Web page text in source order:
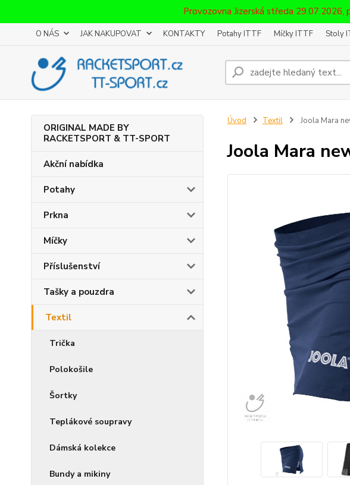
Provozovna Jizerská středa
O NÁS JAK NAKUPOVAT KONTAKTY Potahy ITTF Míčky ITTF Stoly
ORIGINAL MADE BY
RACKETSPORT & TT-SPORT
Akční nabídka
Potahy
Prkna
Míčky
Příslušenství
Tašky a pouzdra
Textil
Trička
Polokošile
Šortky
Teplákové soupravy
Dámská kolekce
Bundy a mikiny
Úvod Textil Joola Mara
Joola Mara